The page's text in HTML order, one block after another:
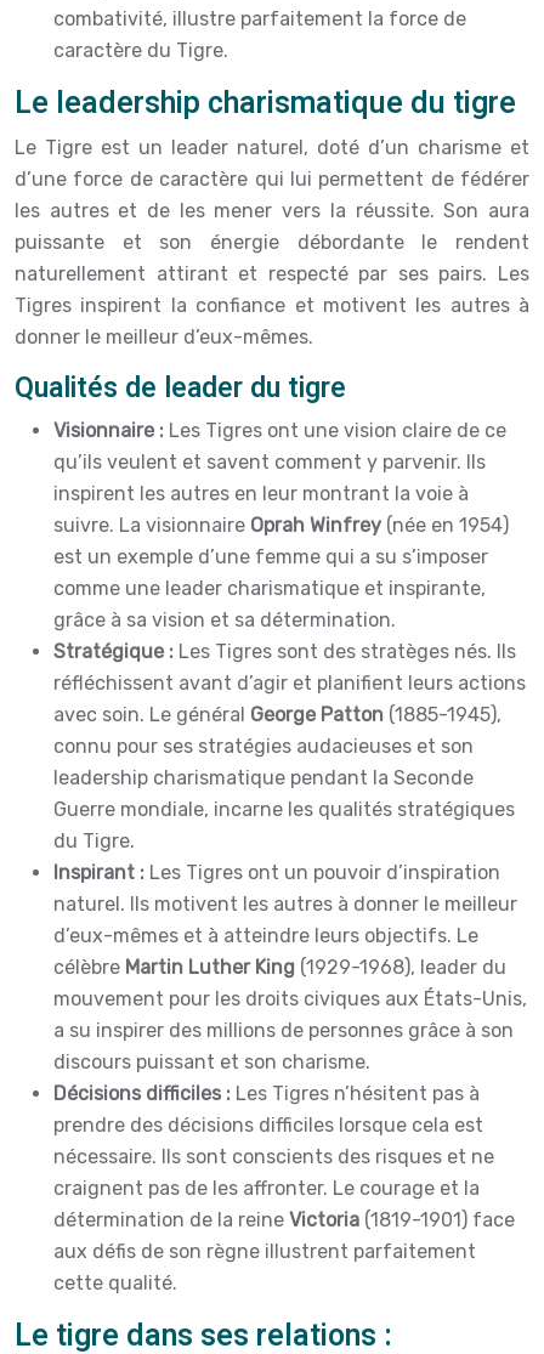
combativité, illustre parfaitement la force de
caractère du Tigre.
Le leadership charismatique du tigre
Le Tigre est un leader naturel, doté d’un charisme et
d’une force de caractère qui lui permettent de fédérer
les autres et de les mener vers la réussite. Son aura
puissante et son énergie débordante le rendent
naturellement attirant et respecté par ses pairs. Les
Tigres inspirent la confiance et motivent les autres à
donner le meilleur d’eux-mêmes.
Qualités de leader du tigre
Visionnaire : Les Tigres ont une vision claire de ce
qu’ils veulent et savent comment y parvenir. Ils
inspirent les autres en leur montrant la voie à
suivre. La visionnaire Oprah Winfrey (née en 1954)
est un exemple d’une femme qui a su s’imposer
comme une leader charismatique et inspirante,
grâce à sa vision et sa détermination.
Stratégique : Les Tigres sont des stratèges nés. Ils
réfléchissent avant d’agir et planifient leurs actions
avec soin. Le général George Patton (1885-1945),
connu pour ses stratégies audacieuses et son
leadership charismatique pendant la Seconde
Guerre mondiale, incarne les qualités stratégiques
du Tigre.
Inspirant : Les Tigres ont un pouvoir d’inspiration
naturel. Ils motivent les autres à donner le meilleur
d’eux-mêmes et à atteindre leurs objectifs. Le
célèbre Martin Luther King (1929-1968), leader du
mouvement pour les droits civiques aux États-Unis,
a su inspirer des millions de personnes grâce à son
discours puissant et son charisme.
Décisions difficiles : Les Tigres n’hésitent pas à
prendre des décisions difficiles lorsque cela est
nécessaire. Ils sont conscients des risques et ne
craignent pas de les affronter. Le courage et la
détermination de la reine Victoria (1819-1901) face
aux défis de son règne illustrent parfaitement
cette qualité.
Le tigre dans ses relations :